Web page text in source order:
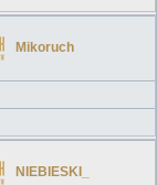
Mikoruch
NIEBIESKI_